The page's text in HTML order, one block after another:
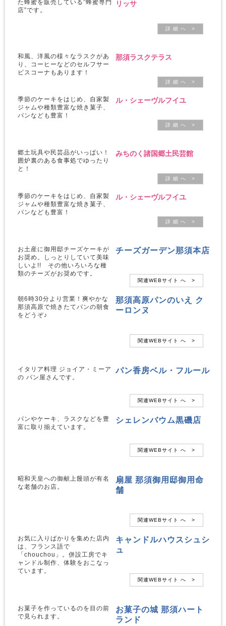
リッサ
た蜂蜜を販売している”蜂蜜専門
店”です。
詳 細 へ >
那須ラスクテラス
和風、洋風の様々なラスクがあ
り、コーヒーなどのセルフサー
ビスコーナもあります！
詳 細 へ >
ル・シェーヴルフイユ
季節のケーキをはじめ、自家製
ジャムや種類豊富な焼き菓子、
パンなども豊富！
詳 細 へ >
みちのく諸国郷土民芸館
郷土玩具や民芸品がいっぱい！
囲炉裏のある食事処でゆったり
と！
詳 細 へ >
ル・シェーヴルフイユ
季節のケーキをはじめ、自家製
ジャムや種類豊富な焼き菓子、
パンなども豊富！
詳 細 へ >
チーズガーデン那須本店
お土産に御用邸チーズケーキが
お奨め。しっとりしていて美味
しいよ!! その他いろいろな種
類のチーズがお奨めです。
関連WEBサイト へ >
那須高原パンのいえ ク
ーロンヌ
朝6時30分より営業！爽やかな
那須高原で焼きたてパンの朝食
をどうぞ♪
関連WEBサイト へ >
パン香房ベル・フルール
イタリア料理 ジョイア・ミーア
の パン屋さんです。
関連WEBサイト へ >
シェレンバウム黒磯店
パンやケーキ、ラスクなどを豊
富に取り揃えています。
関連WEBサイト へ >
扇屋 那須御用邸御用命
舗
昭和天皇への御献上饅頭が有名
な老舗のお店。
関連WEBサイト へ >
キャンドルハウスシュシ
ュ
お気に入りばかりを集めた店内
は、フランス語で
「chouchou」。併設工房でキ
ャンドル制作、体験をおこなっ
ています。
関連WEBサイト へ >
お菓子の城 那須ハート
ランド
お菓子を作っているのを目の前
で見られます。